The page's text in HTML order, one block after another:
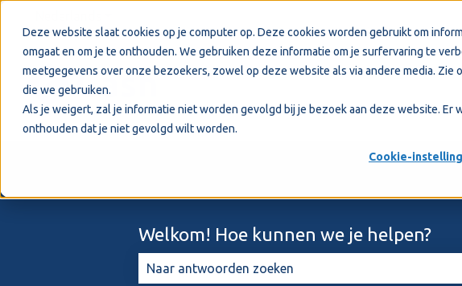
Deze website slaat cookies op je computer op. Deze cookies worden gebruikt om
omgaat en om je te onthouden. We gebruiken deze informatie om je surfervaring te
meetgegevens over onze bezoekers, zowel op deze website als via andere media. Zie
die we gebruiken.
Als je weigert, zal je informatie niet worden gevolgd bij je bezoek aan deze website. Er
onthouden dat je niet gevolgd wilt worden.
Cookie-
Welkom! Hoe kunnen we je helpen?